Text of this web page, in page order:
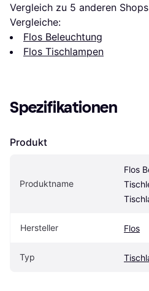
Vergleich zu 5 anderen
Vergleiche:
Flos Beleuchtung
Flos Tischlampen
Spezifikationen
Produkt
Produktname
Flos
Hersteller Flos
Typ